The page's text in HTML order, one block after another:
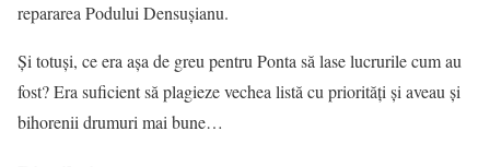
repararea Podului Densuşianu.
Şi totuşi, ce era aşa de greu pentru Ponta să lase lucrurile cum au
fost? Era suficient să plagieze vechea listă cu priorităţi şi aveau şi
bihorenii drumuri mai bune…